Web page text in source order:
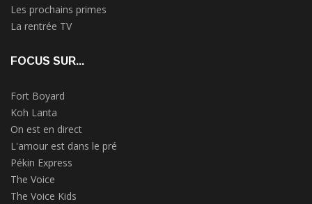
Les prochains primes
La rentrée TV
FOCUS SUR...
Fort Boyard
Koh Lanta
On est en direct
L'amour est dans le pré
Pékin Express
The Voice
The Voice Kids